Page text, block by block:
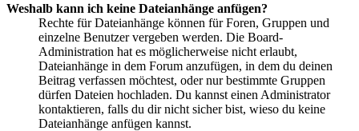
Weshalb kann ich keine Dateianhänge anfügen?
Rechte für Dateianhänge können für Foren, Gruppen und
einzelne Benutzer vergeben werden. Die Board-
Administration hat es möglicherweise nicht erlaubt,
Dateianhänge in dem Forum anzufügen, in dem du deinen
Beitrag verfassen möchtest, oder nur bestimmte Gruppen
dürfen Dateien hochladen. Du kannst einen Administrator
kontaktieren, falls du dir nicht sicher bist, wieso du keine
Dateianhänge anfügen kannst.